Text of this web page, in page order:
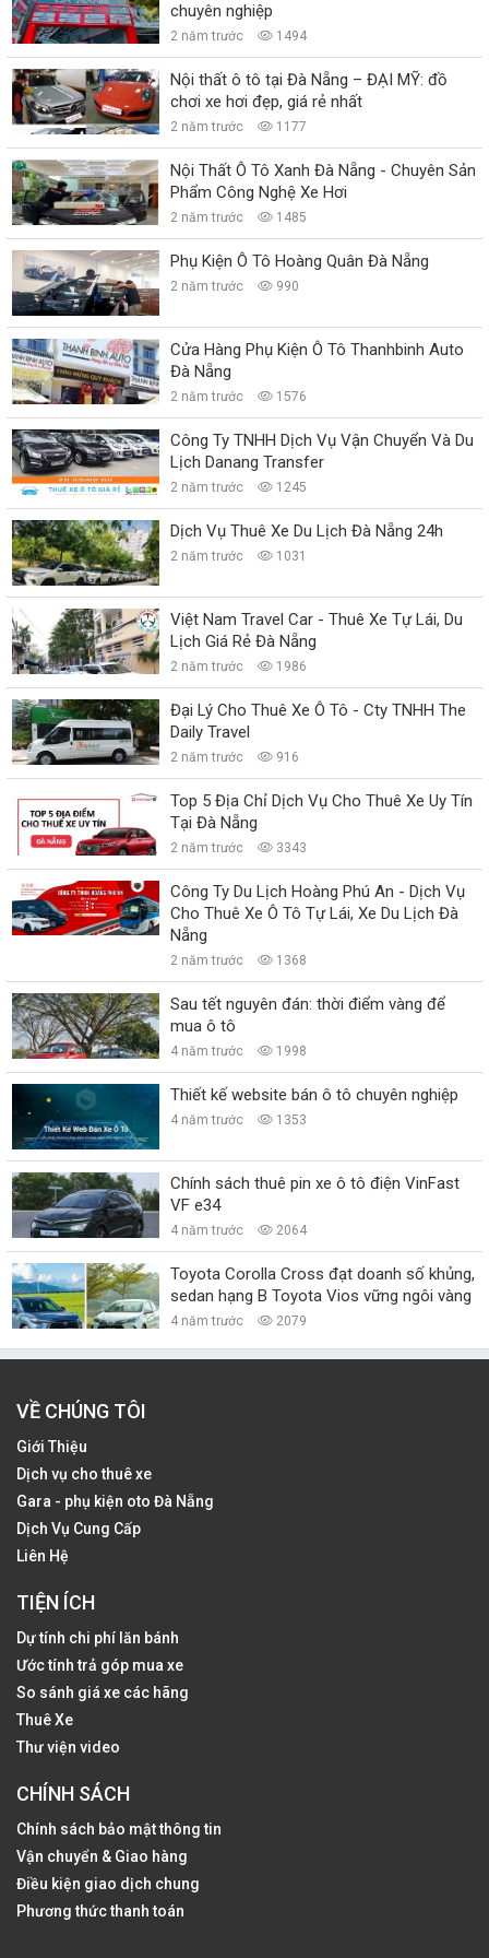
chuyên nghiệp
2 năm trước 1494
Nội thất ô tô tại Đà Nẵng – ĐẠI MỸ: đồ
chơi xe hơi đẹp, giá rẻ nhất
2 năm trước 1177
Nội Thất Ô Tô Xanh Đà Nẵng - Chuyên Sản
Phẩm Công Nghệ Xe Hơi
2 năm trước 1485
Phụ Kiện Ô Tô Hoàng Quân Đà Nẵng
2 năm trước 990
Cửa Hàng Phụ Kiện Ô Tô Thanhbinh Auto
Đà Nẵng
2 năm trước 1576
Công Ty TNHH Dịch Vụ Vận Chuyển Và Du
Lịch Danang Transfer
2 năm trước 1245
Dịch Vụ Thuê Xe Du Lịch Đà Nẵng 24h
2 năm trước 1031
Việt Nam Travel Car - Thuê Xe Tự Lái, Du
Lịch Giá Rẻ Đà Nẵng
2 năm trước 1986
Đại Lý Cho Thuê Xe Ô Tô - Cty TNHH The
Daily Travel
2 năm trước 916
Top 5 Địa Chỉ Dịch Vụ Cho Thuê Xe Uy Tín
Tại Đà Nẵng
2 năm trước 3343
Công Ty Du Lịch Hoàng Phú An - Dịch Vụ
Cho Thuê Xe Ô Tô Tự Lái, Xe Du Lịch Đà
Nẵng
2 năm trước 1368
Sau tết nguyên đán: thời điểm vàng để
mua ô tô
4 năm trước 1998
Thiết kế website bán ô tô chuyên nghiệp
4 năm trước 1353
Chính sách thuê pin xe ô tô điện VinFast
VF e34
4 năm trước 2064
Toyota Corolla Cross đạt doanh số khủng,
sedan hạng B Toyota Vios vững ngôi vàng
4 năm trước 2079
VỀ CHÚNG TÔI
Giới Thiệu
Dịch vụ cho thuê xe
Gara - phụ kiện oto Đà Nẵng
Dịch Vụ Cung Cấp
Liên Hệ
TIỆN ÍCH
Dự tính chi phí lăn bánh
Ước tính trả góp mua xe
So sánh giá xe các hãng
Thuê Xe
Thư viện video
CHÍNH SÁCH
Chính sách bảo mật thông tin
Vận chuyển & Giao hàng
Điều kiện giao dịch chung
Phương thức thanh toán